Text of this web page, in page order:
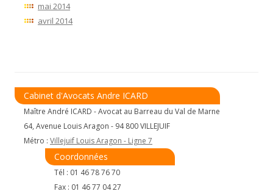
mai 2014
avril 2014
Cabinet d'Avocats Andre ICARD
Maître André ICARD - Avocat au Barreau du Val de Marne
64, Avenue Louis Aragon - 94 800 VILLEJUIF
Métro : Villejuif Louis Aragon - Ligne 7
Coordonnées
Tél : 01 46 78 76 70
Fax : 01 46 77 04 27